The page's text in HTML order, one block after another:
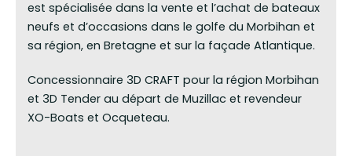
est spécialisée dans la vente et l’achat de bateaux
neufs et d’occasions dans le golfe du Morbihan et
sa région, en Bretagne et sur la façade Atlantique.
Concessionnaire 3D CRAFT pour la région Morbihan
et 3D Tender au départ de Muzillac et revendeur
XO-Boats et Ocqueteau.